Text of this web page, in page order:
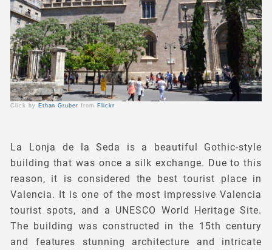
Click by Ethan Gruber from Flickr
La Lonja de la Seda is a beautiful Gothic-style
building that was once a silk exchange. Due to this
reason, it is considered the best tourist place in
Valencia. It is one of the most impressive Valencia
tourist spots, and a UNESCO World Heritage Site.
The building was constructed in the 15th century
and features stunning architecture and intricate